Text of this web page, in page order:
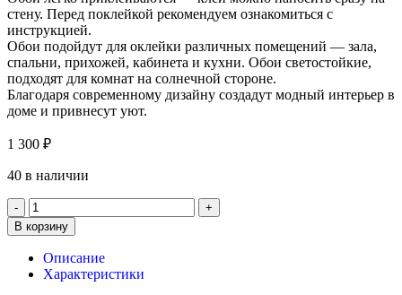
стену. Перед поклейкой рекомендуем ознакомиться с
инструкцией.
Обои подойдут для оклейки различных помещений — зала,
спальни, прихожей, кабинета и кухни. Обои светостойкие,
подходят для комнат на солнечной стороне.
Благодаря современному дизайну создадут модный интерьер в
доме и привнесут уют.
1 300 ₽
40 в наличии
В корзину
Описание
Характеристики